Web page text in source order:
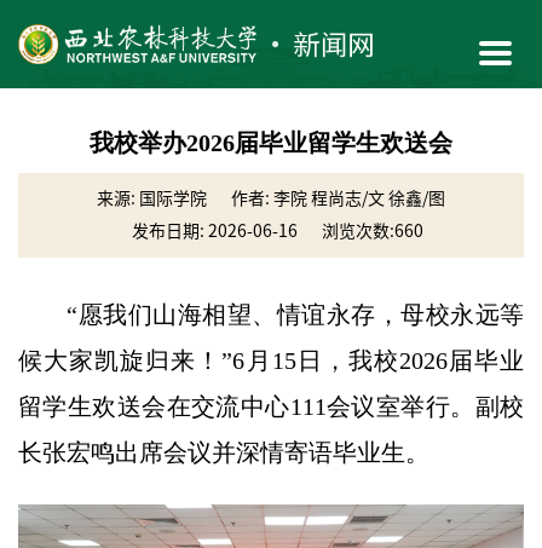
我校举办2026届毕业留学生欢送会
来源: 国际学院
作者: 李院 程尚志/文 徐鑫/图
发布日期: 2026-06-16
浏览次数:660
“愿我们山海相望、情谊永存，母校永远等
候大家凯旋归来！”6月15日，我校2026届毕业
留学生欢送会在交流中心111会议室举行。副校
长张宏鸣出席会议并深情寄语毕业生。